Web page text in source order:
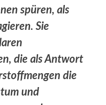
spüren, als
Sie
die als Antwort
die
und